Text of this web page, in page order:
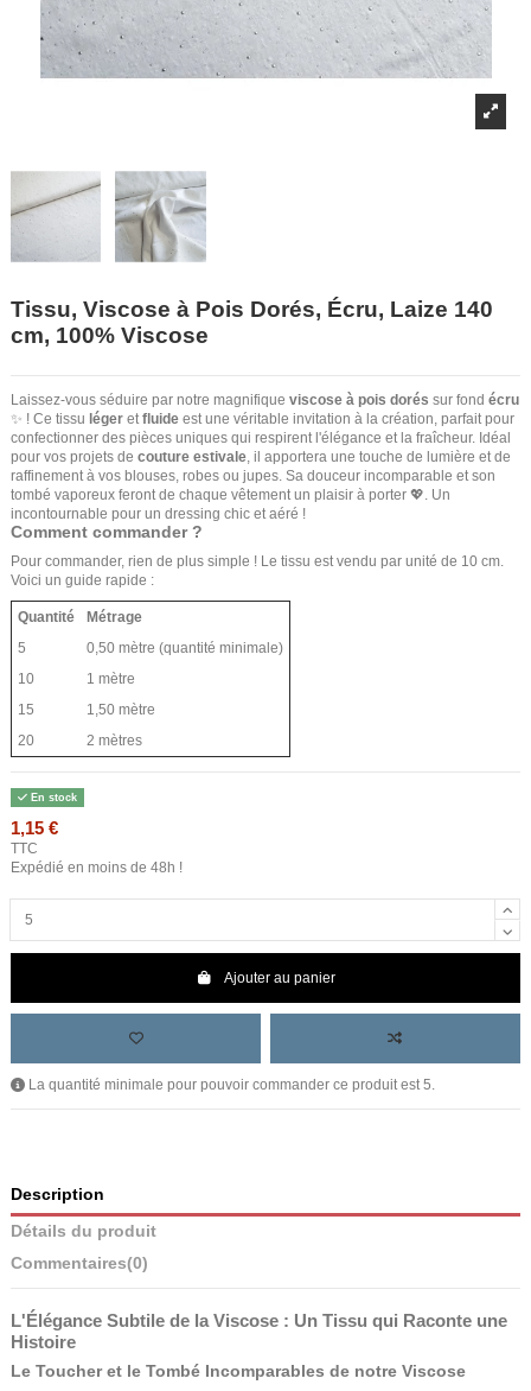
Tissu, Viscose à Pois Dorés, Écru, Laize 140
cm, 100% Viscose
Laissez-vous séduire par notre magnifique viscose à pois dorés sur fond écru
✨ ! Ce tissu léger et fluide est une véritable invitation à la création, parfait pour
confectionner des pièces uniques qui respirent l'élégance et la fraîcheur. Idéal
pour vos projets de couture estivale , il apportera une touche de lumière et de
raffinement à vos blouses, robes ou jupes. Sa douceur incomparable et son
tombé vaporeux feront de chaque vêtement un plaisir à porter 💖. Un
incontournable pour un dressing chic et aéré !
Comment commander ?
Pour commander, rien de plus simple ! Le tissu est vendu par unité de 10 cm.
Voici un guide rapide :
Quantité
Métrage
5
0,50 mètre (quantité minimale)
10
1 mètre
15
1,50 mètre
20
2 mètres
En stock
1,15 €
TTC
Expédié en moins de 48h !
Ajouter au panier
La quantité minimale pour pouvoir commander ce produit est 5.
Description
Détails du produit
Commentaires(0)
L'Élégance Subtile de la Viscose : Un Tissu qui Raconte une
Histoire
Le Toucher et le Tombé Incomparables de notre Viscose